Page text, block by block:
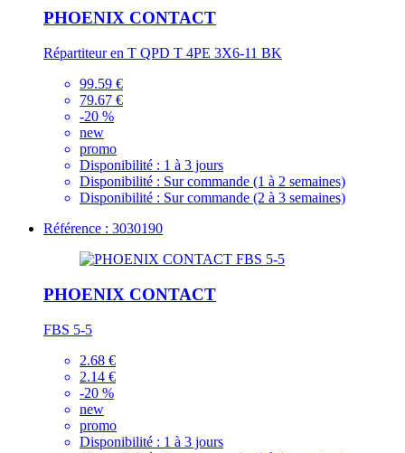
PHOENIX CONTACT
Répartiteur en T QPD T 4PE 3X6-11 BK
99.59 €
79.67 €
-20 %
new
promo
Disponibilité : 1 à 3 jours
Disponibilité : Sur commande (1 à 2 semaines)
Disponibilité : Sur commande (2 à 3 semaines)
Référence : 3030190
PHOENIX CONTACT
FBS 5-5
2.68 €
2.14 €
-20 %
new
promo
Disponibilité : 1 à 3 jours